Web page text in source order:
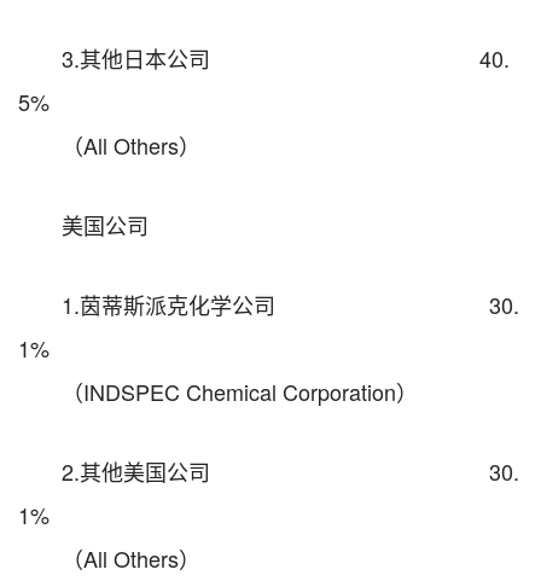
3.其他日本公司 40.
5%
（All Others）
美国公司
1.茵蒂斯派克化学公司 30.
1%
（INDSPEC Chemical Corporation）
2.其他美国公司 30.
1%
（All Others）